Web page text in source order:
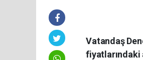
Vatandaş
fiyatlarındaki